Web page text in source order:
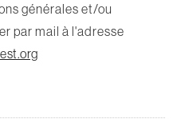
générales et/ou
par mail à l'adresse